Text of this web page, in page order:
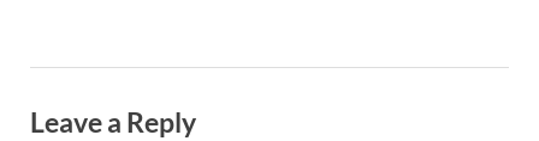
Leave a Reply